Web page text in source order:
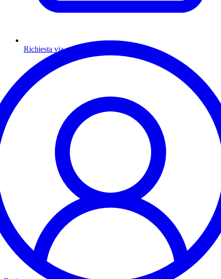
Richiesta via email